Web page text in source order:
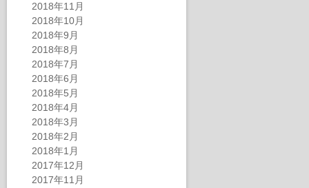
2018年11月
2018年10月
2018年9月
2018年8月
2018年7月
2018年6月
2018年5月
2018年4月
2018年3月
2018年2月
2018年1月
2017年12月
2017年11月